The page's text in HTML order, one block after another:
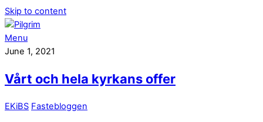
Skip to content
Menu
June 1, 2021
Vårt och hela kyrkans offer
EKiBS Fastebloggen